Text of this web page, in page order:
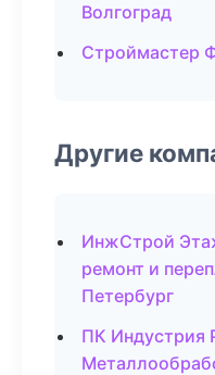
Волгоград
Строймастер
Другие
ИнжСтрой
ремонт и
Петербург
ПК Индустрия